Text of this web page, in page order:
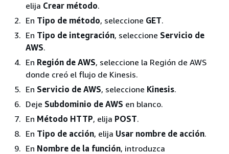
elija Crear método.
En Tipo de método, seleccione GET.
En Tipo de integración, seleccione Servicio de
AWS.
En Región de AWS, seleccione la Región de AWS
donde creó el flujo de Kinesis.
En Servicio de AWS, seleccione Kinesis.
Deje Subdominio de AWS en blanco.
En Método HTTP, elija POST.
En Tipo de acción, elija Usar nombre de acción.
En Nombre de la función, introduzca